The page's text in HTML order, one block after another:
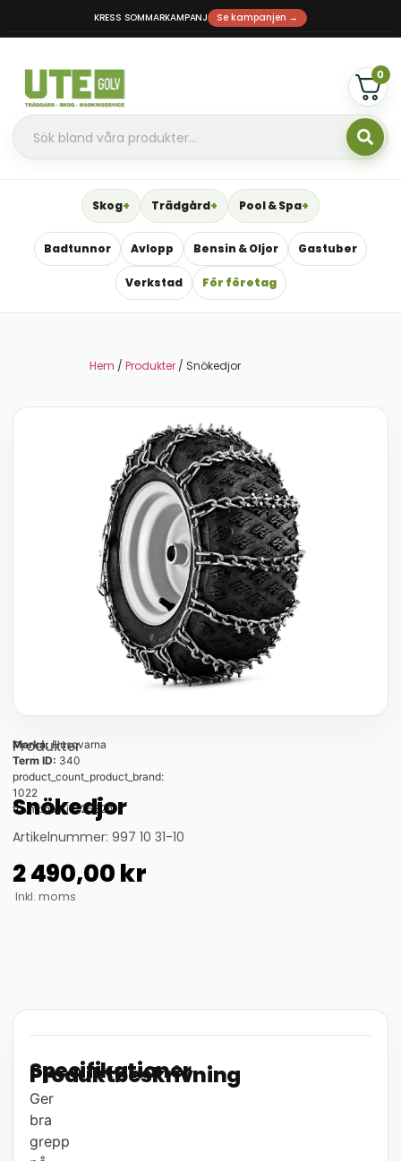
KRESS SOMMARKAMPANJ Se kampanjen →
0
Skog Trädgård Pool & Spa
Badtunnor Avlopp Bensin & Oljor Gastuber
Verkstad För företag
Hem / Produkter / Snökedjor
Produkter
Marka: Husqvarna
Term ID: 340
product_count_product_brand:
1022
thumbnail_id: 25324
Snökedjor
Artikelnummer: 997 10 31-10
2 490,00kr
Inkl. moms
Produktbeskrivning
Ger
bra
grepp
Specifikationer